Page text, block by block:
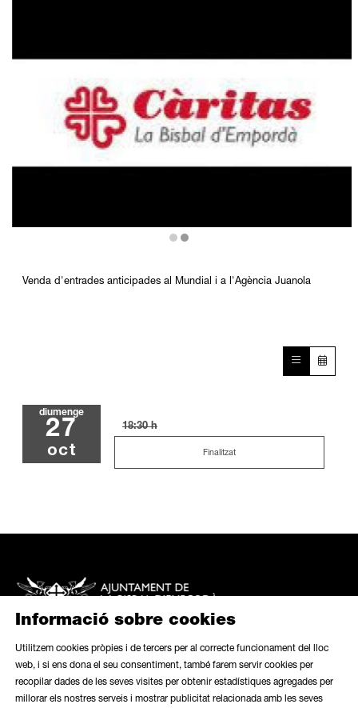
Venda d'entrades anticipades al Mundial i a l'Agència Juanola
diumenge
27
oct
18:30 h
Finalitzat
Mapa web | Avís legal Ús de galetes | Butlletí | Contacte
Informació sobre cookies
Utilitzem cookies pròpies i de tercers per al correcte funcionament del lloc
web, i si ens dona el seu consentiment, també farem servir cookies per
recopilar dades de les seves visites per obtenir estadístiques agregades per
millorar els nostres serveis i mostrar publicitat relacionada amb les seves